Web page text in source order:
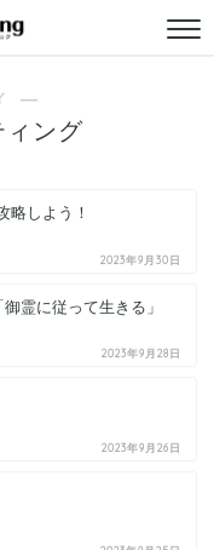
―
ィング
略しよう！
2023年9月30日
霊に従って生きる」
2023年9月28日
2023年9月26日